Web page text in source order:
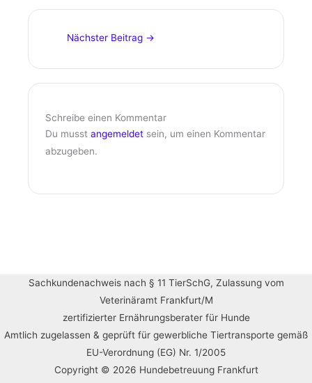
Nächster Beitrag →
Schreibe einen Kommentar
Du musst angemeldet sein, um einen Kommentar
abzugeben.
Sachkundenachweis nach § 11 TierSchG, Zulassung vom
Veterinäramt Frankfurt/M
zertifizierter Ernährungsberater für Hunde
Amtlich zugelassen & geprüft für gewerbliche Tiertransporte gemäß
EU-Verordnung (EG) Nr. 1/2005
Copyright © 2026 Hundebetreuung Frankfurt